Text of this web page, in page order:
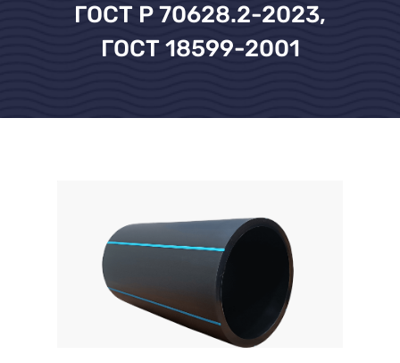
ГОСТ Р 70628.2-2023,
ГОСТ 18599-2001